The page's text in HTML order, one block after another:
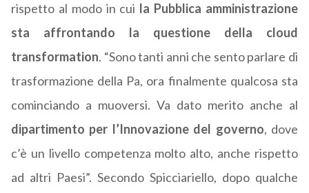
rispetto al modo in cui la Pubblica amministrazione
sta affrontando la questione della cloud
transformation. “Sono tanti anni che sento parlare di
trasformazione della Pa, ora finalmente qualcosa sta
cominciando a muoversi. Va dato merito anche al
dipartimento per l’Innovazione del governo, dove
c’è un livello competenza molto alto, anche rispetto
ad altri Paesi”. Secondo Spicciariello, dopo qualche